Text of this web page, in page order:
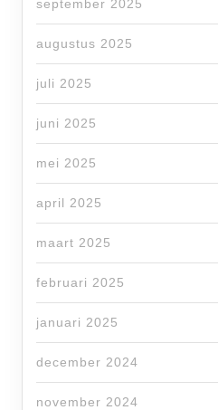
september 2025
augustus 2025
juli 2025
juni 2025
mei 2025
april 2025
maart 2025
februari 2025
januari 2025
december 2024
november 2024